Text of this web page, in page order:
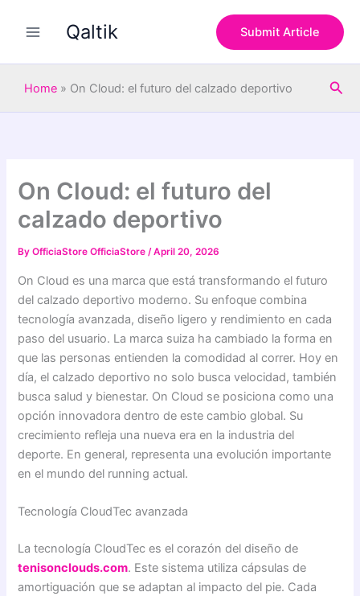
Qaltik Submit Article
Home » On Cloud: el futuro del calzado deportivo
On Cloud: el futuro del
calzado deportivo
ByOfficiaStore OfficiaStore/April 20, 2026
On Cloud es una marca que está transformando el futuro
del calzado deportivo moderno. Su enfoque combina
tecnología avanzada, diseño ligero y rendimiento en cada
paso del usuario. La marca suiza ha cambiado la forma en
que las personas entienden la comodidad al correr. Hoy en
día, el calzado deportivo no solo busca velocidad, también
busca salud y bienestar. On Cloud se posiciona como una
opción innovadora dentro de este cambio global. Su
crecimiento refleja una nueva era en la industria del
deporte. En general, representa una evolución importante
en el mundo del running actual.
Tecnología CloudTec avanzada
La tecnología CloudTec es el corazón del diseño de
tenisonclouds.com. Este sistema utiliza cápsulas de
amortiguación que se adaptan al impacto del pie. Cada